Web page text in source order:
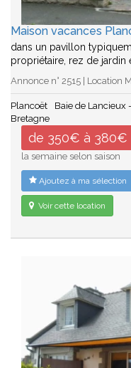
Maison vacances
dans un pavillon
propriétaire, rez de jardin
Annonce n° 2515 | Location
Plancoët Baie de Lancieux
Bretagne
de 350€ à 380€
la semaine selon saison
Ajoutez à ma sélection
Voir cette location